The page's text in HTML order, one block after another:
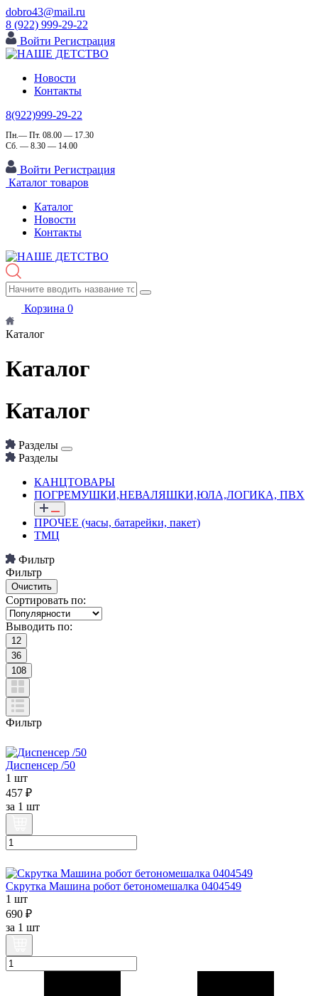
dobro43@mail.ru
8 (922) 999-29-22
Войти Регистрация
Новости
Контакты
8(922)999-29-22
Пн.— Пт. 08.00 — 17.30
Сб. — 8.30 — 14.00
Войти Регистрация
Каталог товаров
Каталог
Новости
Контакты
Корзина 0
Каталог
Каталог
Каталог
Разделы
Разделы
КАНЦТОВАРЫ
ПОГРЕМУШКИ,НЕВАЛЯШКИ,ЮЛА,ЛОГИКА, ПВХ
ПРОЧЕЕ (часы, батарейки, пакет)
ТМЦ
Фильтр
Фильтр
Сортировать по:
Выводить по:
12
36
108
Фильтр
Диспенсер /50
1 шт
457 ₽
за 1 шт
Скрутка Машина робот бетономешалка 0404549
1 шт
690 ₽
за 1 шт